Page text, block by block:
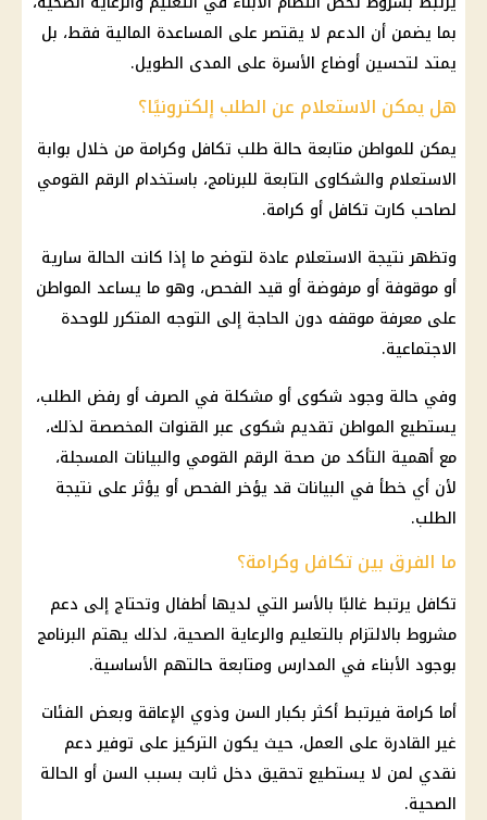
بما يضمن أن الدعم لا يقتصر على المساعدة المالية فقط، بل
يمتد لتحسين أوضاع الأسرة على المدى الطويل.
هل يمكن الاستعلام عن الطلب إلكترونيًا؟
يمكن للمواطن متابعة حالة طلب تكافل وكرامة من خلال بوابة
الاستعلام والشكاوى التابعة للبرنامج، باستخدام الرقم القومي
لصاحب كارت تكافل أو كرامة.
وتظهر نتيجة الاستعلام عادة لتوضح ما إذا كانت الحالة سارية
أو موقوفة أو مرفوضة أو قيد الفحص، وهو ما يساعد المواطن
على معرفة موقفه دون الحاجة إلى التوجه المتكرر للوحدة
الاجتماعية.
وفي حالة وجود شكوى أو مشكلة في الصرف أو رفض الطلب،
يستطيع المواطن تقديم شكوى عبر القنوات المخصصة لذلك،
مع أهمية التأكد من صحة الرقم القومي والبيانات المسجلة،
لأن أي خطأ في البيانات قد يؤخر الفحص أو يؤثر على نتيجة
الطلب.
ما الفرق بين تكافل وكرامة؟
تكافل يرتبط غالبًا بالأسر التي لديها أطفال وتحتاج إلى دعم
مشروط بالالتزام بالتعليم والرعاية الصحية، لذلك يهتم البرنامج
بوجود الأبناء في المدارس ومتابعة حالتهم الأساسية.
أما كرامة فيرتبط أكثر بكبار السن وذوي الإعاقة وبعض الفئات
غير القادرة على العمل، حيث يكون التركيز على توفير دعم
نقدي لمن لا يستطيع تحقيق دخل ثابت بسبب السن أو الحالة
الصحية.